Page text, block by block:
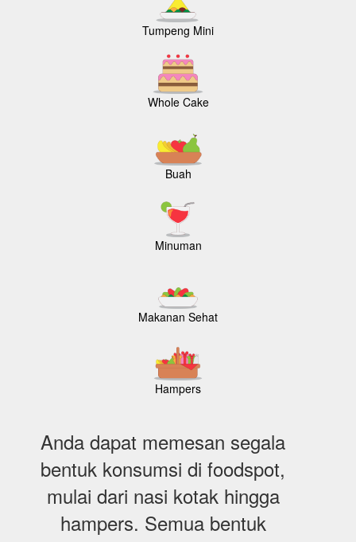
Tumpeng Mini
Whole Cake
Buah
Minuman
Makanan Sehat
Hampers
Anda dapat memesan segala
bentuk konsumsi di foodspot,
mulai dari nasi kotak hingga
hampers. Semua bentuk